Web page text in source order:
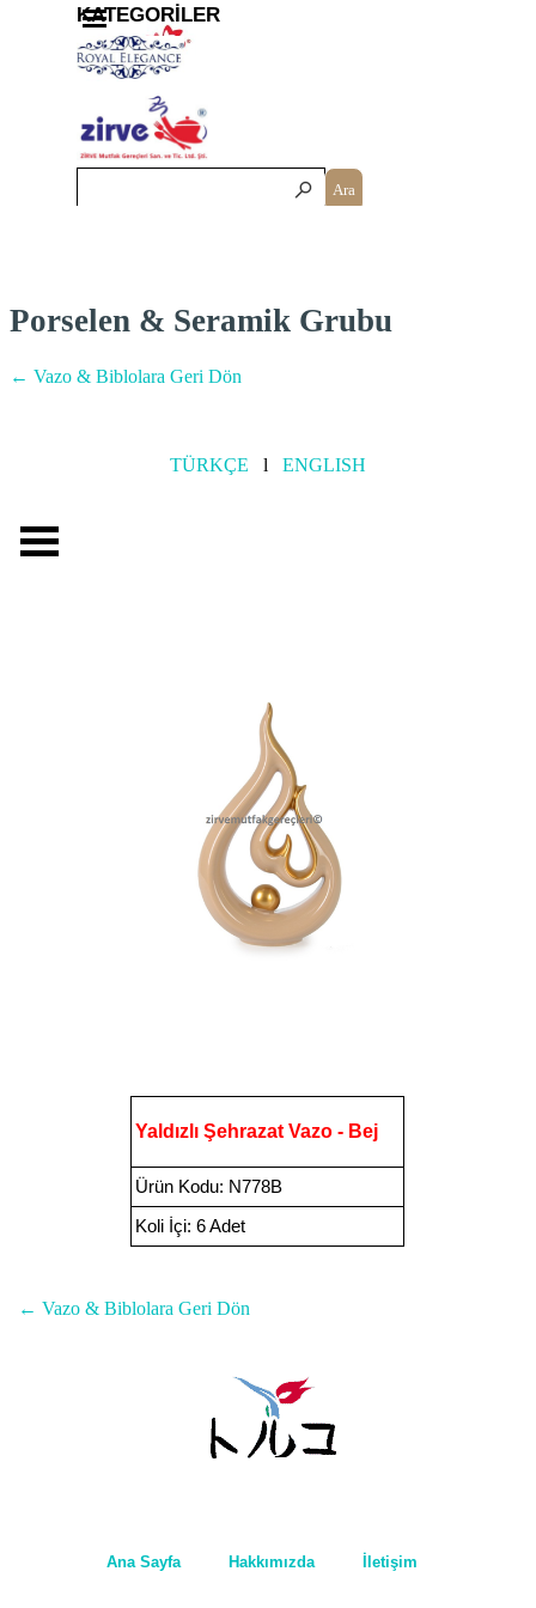
Menüyü atla
Ara
KATEGORİLER
Porselen & Seramik Grubu
← Vazo & Biblolara Geri Dön
TÜRKÇE l ENGLISH
Yaldızlı Şehrazat Vazo - Bej
Ürün Kodu: N778B
Koli İçi: 6 Adet
← Vazo & Biblolara Geri Dön
Ana Sayfa Hakkımızda İletişim